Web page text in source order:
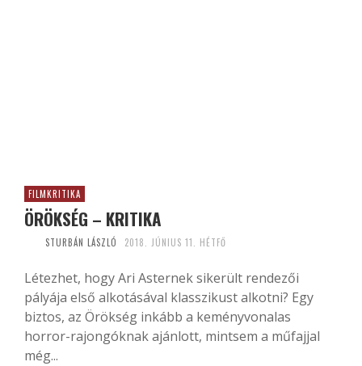
FILMKRITIKA
ÖRÖKSÉG – KRITIKA
STURBÁN LÁSZLÓ 2018. JÚNIUS 11. HÉTFŐ
Létezhet, hogy Ari Asternek sikerült rendezői
pályája első alkotásával klasszikust alkotni? Egy
biztos, az Örökség inkább a keményvonalas
horror-rajongóknak ajánlott, mintsem a műfajjal
még...